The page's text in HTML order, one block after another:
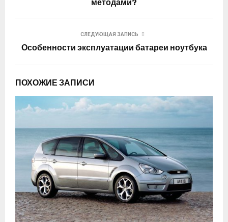
методами?
СЛЕДУЮЩАЯ ЗАПИСЬ
Особенности эксплуатации батареи ноутбука
ПОХОЖИЕ ЗАПИСИ